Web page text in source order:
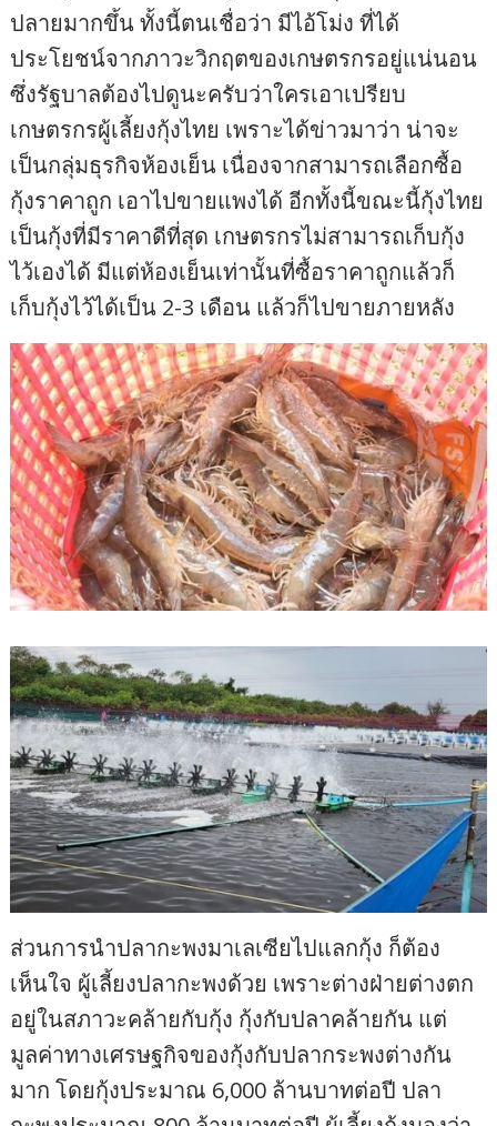
ปลายมากขึ้น ทั้งนี้ตนเชื่อว่า มีไอ้โม่ง ที่ได้
ประโยชน์จากภาวะวิกฤตของเกษตรกรอยู่แน่นอน
ซึ่งรัฐบาลต้องไปดูนะครับว่าใครเอาเปรียบ
เกษตรกรผู้เลี้ยงกุ้งไทย เพราะได้ข่าวมาว่า น่าจะ
เป็นกลุ่มธุรกิจห้องเย็น เนื่องจากสามารถเลือกซื้อ
กุ้งราคาถูก เอาไปขายแพงได้ อีกทั้งนี้ขณะนี้กุ้งไทย
เป็นกุ้งที่มีราคาดีที่สุด เกษตรกรไม่สามารถเก็บกุ้ง
ไว้เองได้ มีแต่ห้องเย็นเท่านั้นที่ซื้อราคาถูกแล้วก็
เก็บกุ้งไว้ได้เป็น 2-3 เดือน แล้วก็ไปขายภายหลัง
ส่วนการนำปลากะพงมาเลเซียไปแลกกุ้ง ก็ต้อง
เห็นใจ ผู้เลี้ยงปลากะพงด้วย เพราะต่างฝ่ายต่างตก
อยู่ในสภาวะคล้ายกับกุ้ง กุ้งกับปลาคล้ายกัน แต่
มูลค่าทางเศรษฐกิจของกุ้งกับปลากระพงต่างกัน
มาก โดยกุ้งประมาณ 6,000 ล้านบาทต่อปี ปลา